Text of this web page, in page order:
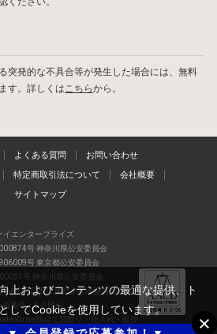
突発的な不具合等が発生した場合には、無料
す。詳しくはこちらから。
よくある質問 お問い合わせ
特定商取引法について 会社概要
サイトマップ
イエンタープライズ
号 神奈川県公安委員会
号 東京都公安委員会
号 神奈川県公安委員会
AACD(日本流通自主管理協会)の正会
番号：R-0196)
独自で買取り・仕入れ・販売
上およびコンテンツの最適な提供、ト
してCookieを使用しています。
場合、Cookieの利用に同意したものと